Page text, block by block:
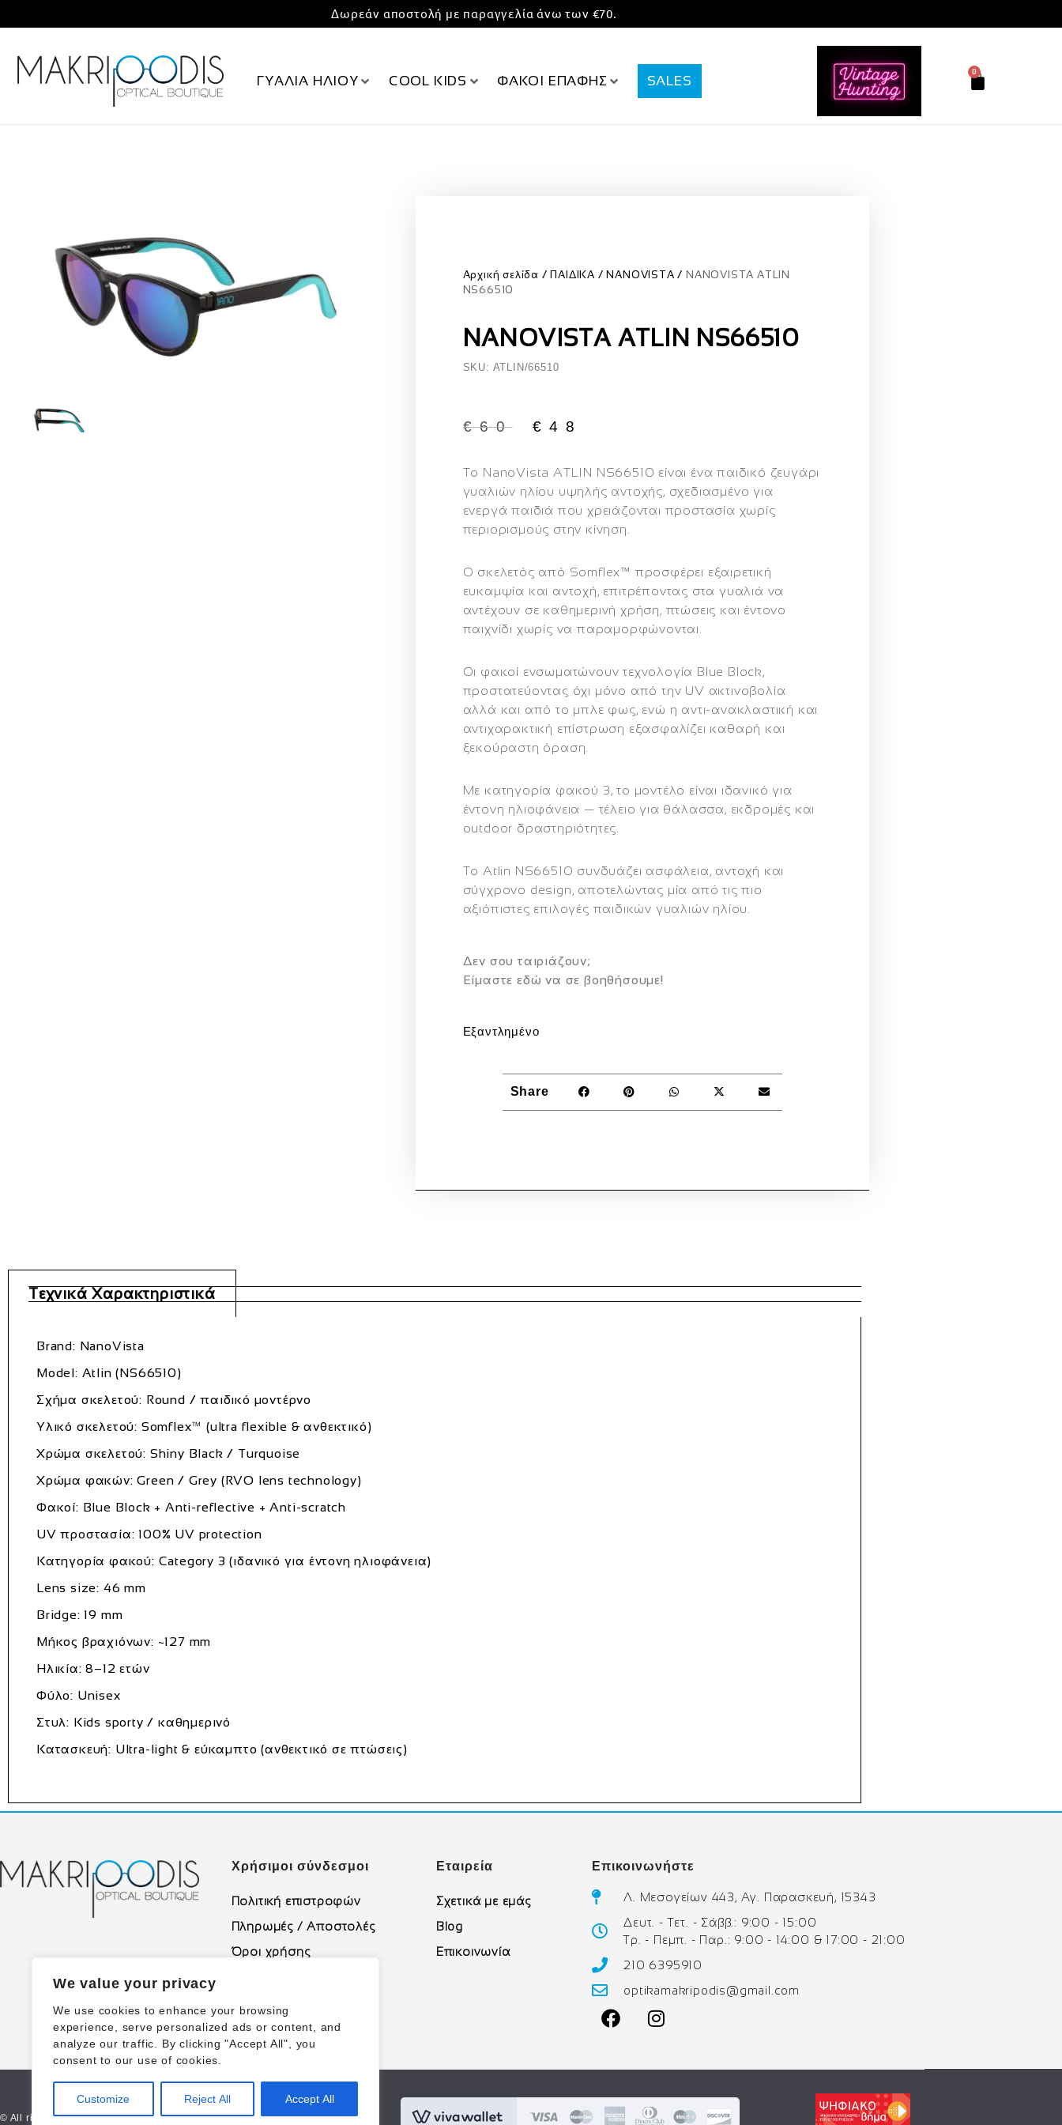
We value your privacy
We use cookies to enhance your browsing
experience, serve personalized ads or content, and
analyze our traffic. By clicking "Accept All", you
consent to our use of cookies.
Customize Reject All Accept All
Δωρεάν αποστολή με παραγγελία άνω των €70.
ΓΥΑΛΙΑ ΗΛΙΟΥ COOL KIDS ΦΑΚΟΙ ΕΠΑΦΗΣ SALES
0
Αρχική σελίδα ΠΑΙΔΙΚΑ NANOVISTA
NANOVISTA ATLIN
NS66510
NANOVISTA ATLIN NS66510
SKU: ATLIN/66510
€60 € 48
Το NanoVista ATLIN NS66510 είναι ένα παιδικό ζευγάρι
γυαλιών ηλίου υψηλής αντοχής, σχεδιασμένο για
ενεργά παιδιά που χρειάζονται προστασία χωρίς
περιορισμούς στην κίνηση.
Ο σκελετός από Somflex™ προσφέρει εξαιρετική
ευκαμψία και αντοχή, επιτρέποντας στα γυαλιά να
αντέχουν σε καθημερινή χρήση, πτώσεις και έντονο
παιχνίδι χωρίς να παραμορφώνονται.
Οι φακοί ενσωματώνουν τεχνολογία Blue Block,
προστατεύοντας όχι μόνο από την UV ακτινοβολία
αλλά και από το μπλε φως, ενώ η αντι-ανακλαστική και
αντιχαρακτική επίστρωση εξασφαλίζει καθαρή και
ξεκούραστη όραση.
Με κατηγορία φακού 3, το μοντέλο είναι ιδανικό για
έντονη ηλιοφάνεια — τέλειο για θάλασσα, εκδρομές και
outdoor δραστηριότητες.
Το Atlin NS66510 συνδυάζει ασφάλεια, αντοχή και
σύγχρονο design, αποτελώντας μία από τις πιο
αξιόπιστες επιλογές παιδικών γυαλιών ηλίου.
Δεν σου ταιριάζουν;
Eίμαστε εδώ να σε βοηθήσουμε!
Εξαντλημένο
Share
Τεχνικά Χαρακτηριστικά
Brand: NanoVista
Model: Atlin (NS66510)
Σχήμα σκελετού: Round / παιδικό μοντέρνο
Υλικό σκελετού: Somflex™ (ultra flexible & ανθεκτικό)
Χρώμα σκελετού: Shiny Black / Turquoise
Χρώμα φακών: Green / Grey (RVO lens technology)
Φακοί: Blue Block + Anti-reflective + Anti-scratch
UV προστασία: 100% UV protection
Κατηγορία φακού: Category 3 (ιδανικό για έντονη ηλιοφάνεια)
Lens size: 46 mm
Bridge: 19 mm
Μήκος βραχιόνων: ~127 mm
Ηλικία: 8–12 ετών
Φύλο: Unisex
Στυλ: Kids sporty / καθημερινό
Κατασκευή: Ultra-light & εύκαμπτο (ανθεκτικό σε πτώσεις)
Χρήσιμοι σύνδεσμοι
Πολιτική επιστροφών
Πληρωμές / Αποστολές
Όροι χρήσης
Εταιρεία
Σχετικά με εμάς
Blog
Επικοινωνία
Επικοινωνήστε
Λ. Μεσογείων 443, Αγ. Παρασκευή, 15343
Δευτ. - Τετ. - Σάββ.: 9:00 - 15:00
Τρ. - Πεμπ. - Παρ.: 9:00 - 14:00 & 17:00 - 21:00
210 6395910
optikamakripodis@gmail.com
© All rights reserved | Made with ❤ Proudly created by Corne.gr